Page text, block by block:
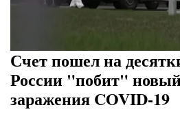
Счет пошел на
России "побит"
заражения COVID-19